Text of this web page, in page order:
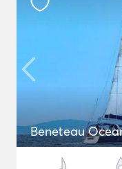
Beneteau